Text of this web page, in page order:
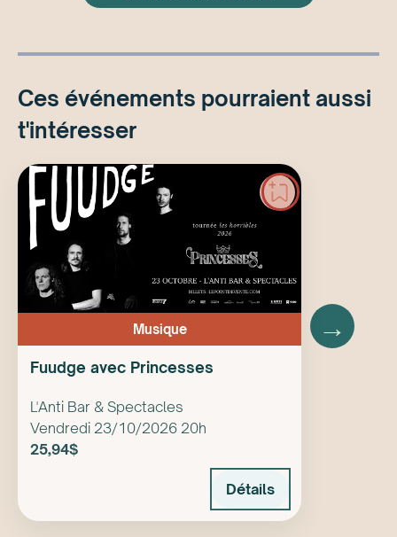
Ces événements pourraient aussi
t'intéresser
Musique
Fuudge avec Princesses
L'Anti Bar & Spectacles
Vendredi 23/10/2026 20h
25,94$
Détails
→